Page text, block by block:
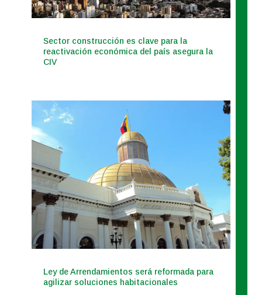
Sector construcción es clave para la
reactivación económica del país asegura la
CIV
Ley de Arrendamientos será reformada para
agilizar soluciones habitacionales